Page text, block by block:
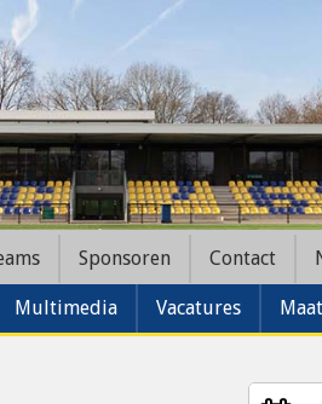
Multimedia Vacatures
Sponsoren Contact